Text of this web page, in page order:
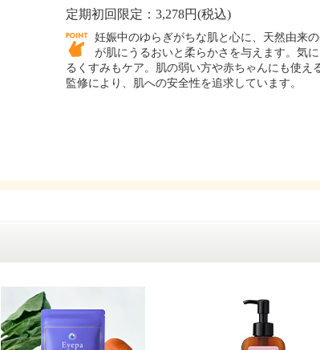
定期初回限定：3,278円(税込)
妊娠中のゆらぎがちな肌と心に、天然由来
が肌にうるおいと柔らかさを与えます。気
るくすみもケア。肌の弱い⽅や⾚ちゃんにも使
監修により、肌への安全性を追求しています。